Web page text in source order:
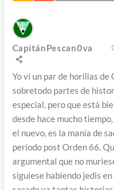
CapitánPescan0va
Yo vi un par de horillas de
sobretodo partes de
especial, pero que está
desde hace mucho
el nuevo, es la manía de
período post Orden 66.
argumental que no
siguiese habiendo jedis